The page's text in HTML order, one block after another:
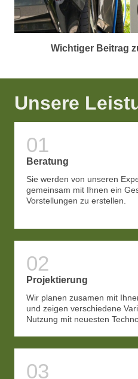
Wichtiger Beitrag
Unsere
Beratung
Sie werden von unseren
gemeinsam mit Ihnen ein
Vorstellungen zu erstellen.
Projektierung
Wir planen zusamen mit
und zeigen verschiedene
Nutzung mit neuesten